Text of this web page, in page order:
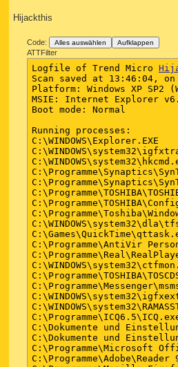
Infizierte Dateien:
Hijackthis
Code: Alles auswählen Aufklappen
ATTFilter
Logfile of Trend Micro
Scan saved at 13:46:04, on
Platform: Windows XP SP2
MSIE: Internet Explorer
Boot mode: Normal
Running processes:
C:\WINDOWS\Explorer.EXE
C:\Programme\AntiVir
C:\Dokumente und
C:\Dokumente und
C:\Programme\Microsoft